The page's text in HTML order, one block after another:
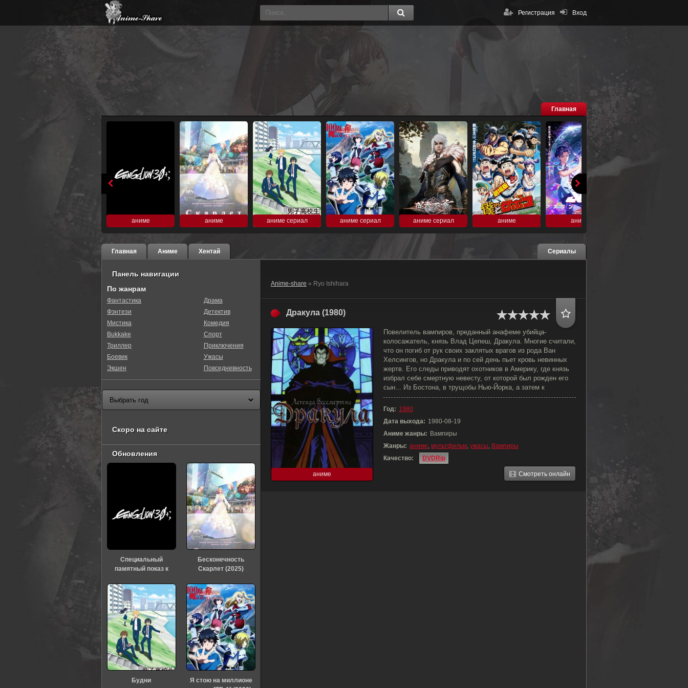
Вход
Регистрация
Главная
аниме аниме аниме сериал аниме сериал аниме сериал аниме аниме
Главная Аниме Хентай Сериалы
Anime-share » Ryo Ishihara
Дракула (1980)
аниме
Повелитель вампиров, преданный анафеме убийца-
колосажатель, князь Влад Цепеш, Дракула. Многие считали,
что он погиб от рук своих заклятых врагов из рода Ван
Хелсингов, но Дракула и по сей день пьет кровь невинных
жертв. Его следы приводят охотников в Америку, где князь
избрал себе смертную невесту, от которой был рожден его
сын... Из Бостона, в трущобы Нью-Йорка, а затем к
Год: 1980
Дата выхода: 1980-08-19
Аниме жанры: Вампиры
Жанры: аниме, мультфильм, ужасы, Вампиры
Качество:
DVDRip
Смотреть онлайн
Панель навигации
По жанрам
Фантастика
Фэнтези
Мистика
Bukkake
Триллер
Боевик
Экшен
Драма
Детектив
Комедия
Спорт
Приключения
Ужасы
Повседневность
Скоро на сайте
Обновления
Специальный
памятный показ к
«Евангелиона» (2026)
Бесконечность
Скарлет (2025)
Будни
Я стою на миллионе